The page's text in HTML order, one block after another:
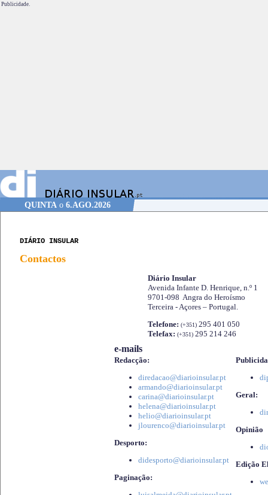
Publicidade.
QUINTAo 6.AGO.2026
DIÁRIO INSULAR
Contactos
Diário Insular
Avenida Infante D. Henrique, n.º 1
9701-098 Angra do Heroísmo
Terceira - Açores – Portugal.
Telefone: (+351) 295 401 050
Telefax: (+351) 295 214 246
e-mails
Redacção:
diredacao@diarioinsular.pt
armando@diarioinsular.pt
carina@diarioinsular.pt
helena@diarioinsular.pt
helio@diarioinsular.pt
jlourenco@diarioinsular.pt
Desporto:
didesporto@diarioinsular.pt
Paginação:
Geral:
Opinião
Edição